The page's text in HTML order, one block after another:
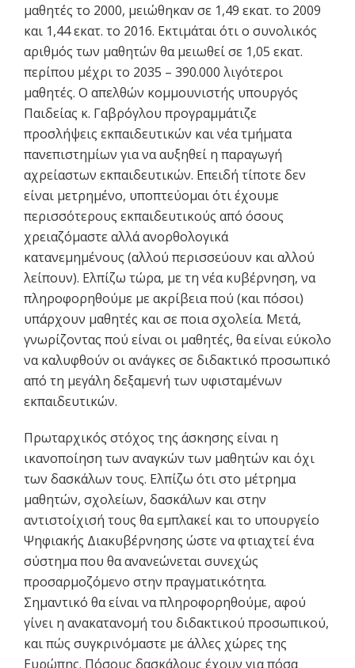
μαθητές το 2000, μειώθηκαν σε 1,49 εκατ. το 2009
και 1,44 εκατ. το 2016. Εκτιμάται ότι ο συνολικός
αριθμός των μαθητών θα μειωθεί σε 1,05 εκατ.
περίπου μέχρι το 2035 – 390.000 λιγότεροι
μαθητές. Ο απελθών κομμουνιστής υπουργός
Παιδείας κ. Γαβρόγλου προγραμμάτιζε
προσλήψεις εκπαιδευτικών και νέα τμήματα
πανεπιστημίων για να αυξηθεί η παραγωγή
αχρείαστων εκπαιδευτικών. Επειδή τίποτε δεν
είναι μετρημένο, υποπτεύομαι ότι έχουμε
περισσότερους εκπαιδευτικούς από όσους
χρειαζόμαστε αλλά ανορθολογικά
κατανεμημένους (αλλού περισσεύουν και αλλού
λείπουν). Ελπίζω τώρα, με τη νέα κυβέρνηση, να
πληροφορηθούμε με ακρίβεια πού (και πόσοι)
υπάρχουν μαθητές και σε ποια σχολεία. Μετά,
γνωρίζοντας πού είναι οι μαθητές, θα είναι εύκολο
να καλυφθούν οι ανάγκες σε διδακτικό προσωπικό
από τη μεγάλη δεξαμενή των υφισταμένων
εκπαιδευτικών.
Πρωταρχικός στόχος της άσκησης είναι η
ικανοποίηση των αναγκών των μαθητών και όχι
των δασκάλων τους. Ελπίζω ότι στο μέτρημα
μαθητών, σχολείων, δασκάλων και στην
αντιστοίχισή τους θα εμπλακεί και το υπουργείο
Ψηφιακής Διακυβέρνησης ώστε να φτιαχτεί ένα
σύστημα που θα ανανεώνεται συνεχώς
προσαρμοζόμενο στην πραγματικότητα.
Σημαντικό θα είναι να πληροφορηθούμε, αφού
γίνει η ανακατανομή του διδακτικού προσωπικού,
και πώς συγκρινόμαστε με άλλες χώρες της
Ευρώπης. Πόσους δασκάλους έχουν για πόσα